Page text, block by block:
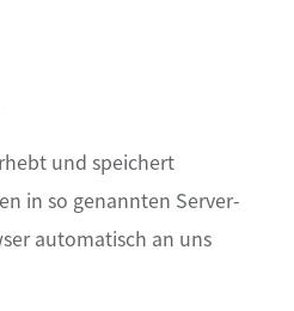
und speichert
in so genannten Server-
automatisch an uns